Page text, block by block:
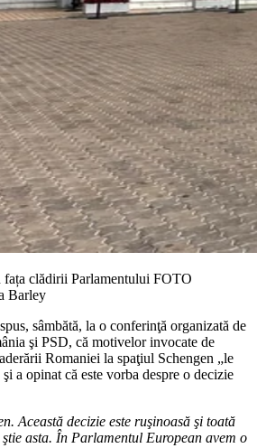
clădirii Parlamentului FOTO
Barley
sâmbătă, la o conferinţă organizată de
şi PSD, că motivelor invocate de
Romaniei la spaţiul Schengen „le
şi a opinat că este vorba despre o decizie
Această decizie este ruşinoasă şi toată
asta. În Parlamentul European avem o